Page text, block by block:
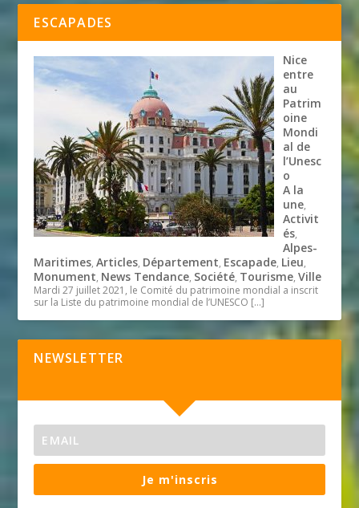
ESCAPADES
Nice
entre
au
Patrim
oine
Mondi
al de
l’Unesc
o
A la
une,
Activit
és,
Alpes-
Maritimes,Articles, Département, Escapade, Lieu,
Monument, News Tendance, Société, Tourisme,Ville
Mardi 27 juillet 2021, le Comité du patrimoine mondial a inscrit
sur la Liste du patrimoine mondial de l’UNESCO […]
NEWSLETTER
Je m'inscris